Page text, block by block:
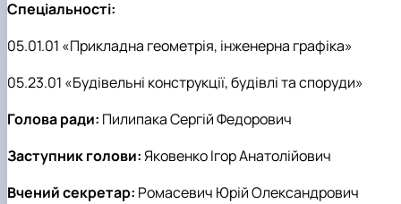
Спеціальності:
05.01.01 «Прикладна геометрія, інженерна графіка»
05.23.01 «Будівельні конструкції, будівлі та споруди»
Голова ради: Пилипака Сергій Федорович
Заступник голови:Яковенко Ігор Анатолійович
Вчений секретар: Ромасевич Юрій Олександрович